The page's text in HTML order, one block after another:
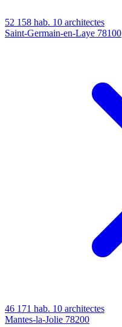
52 158 hab. 10 architectes
Saint-Germain-en-Laye 78100
46 171 hab. 10 architectes
Mantes-la-Jolie 78200